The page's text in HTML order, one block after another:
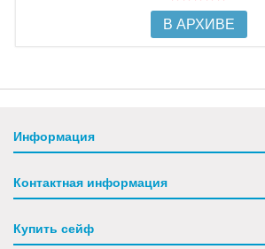
В АРХИВЕ
Информация
Контактная информация
Купить сейф